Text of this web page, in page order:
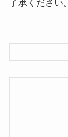
了承ください。